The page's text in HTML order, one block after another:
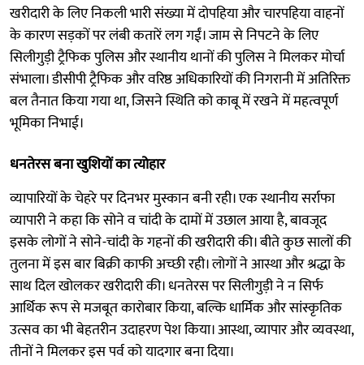
खरीदारी के लिए निकली भारी संख्या में दोपहिया और चारपहिया वाहनों
के कारण सड़कों पर लंबी कतारें लग गईं। जाम से निपटने के लिए
सिलीगुड़ी ट्रैफिक पुलिस और स्थानीय थानों की पुलिस ने मिलकर मोर्चा
संभाला। डीसीपी ट्रैफिक और वरिष्ठ अधिकारियों की निगरानी में अतिरिक्त
बल तैनात किया गया था, जिसने स्थिति को काबू में रखने में महत्वपूर्ण
भूमिका निभाई।
धनतेरस बना खुशियों का त्योहार
व्यापारियों के चेहरे पर दिनभर मुस्कान बनी रही। एक स्थानीय सर्राफा
व्यापारी ने कहा कि सोने व चांदी के दामों में उछाल आया है, बावजूद
इसके लोगों ने सोने-चांदी के गहनों की खरीदारी की। बीते कुछ सालों की
तुलना में इस बार बिक्री काफी अच्छी रही। लोगों ने आस्था और श्रद्धा के
साथ दिल खोलकर खरीदारी की। धनतेरस पर सिलीगुड़ी ने न सिर्फ
आर्थिक रूप से मजबूत कारोबार किया, बल्कि धार्मिक और सांस्कृतिक
उत्सव का भी बेहतरीन उदाहरण पेश किया। आस्था, व्यापार और व्यवस्था,
तीनों ने मिलकर इस पर्व को यादगार बना दिया।